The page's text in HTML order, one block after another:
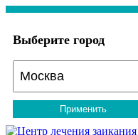
Выберите город
Применить